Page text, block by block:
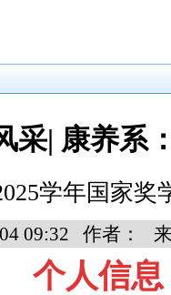
采| 康养系
学年国家奖
09:32 作者：
个人信息